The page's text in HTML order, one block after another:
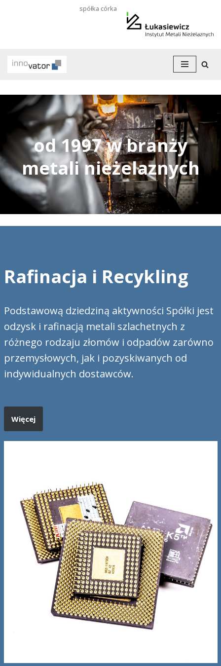
spółka córka
od 1997 w branży
metali nieżelaznych
Rafinacja i Recykling
Podstawową dziedziną aktywności Spółki jest
odzysk i rafinacją metali szlachetnych z
różnego rodzaju złomów i odpadów zarówno
przemysłowych, jak i pozyskiwanych od
indywidualnych dostawców.
Więcej